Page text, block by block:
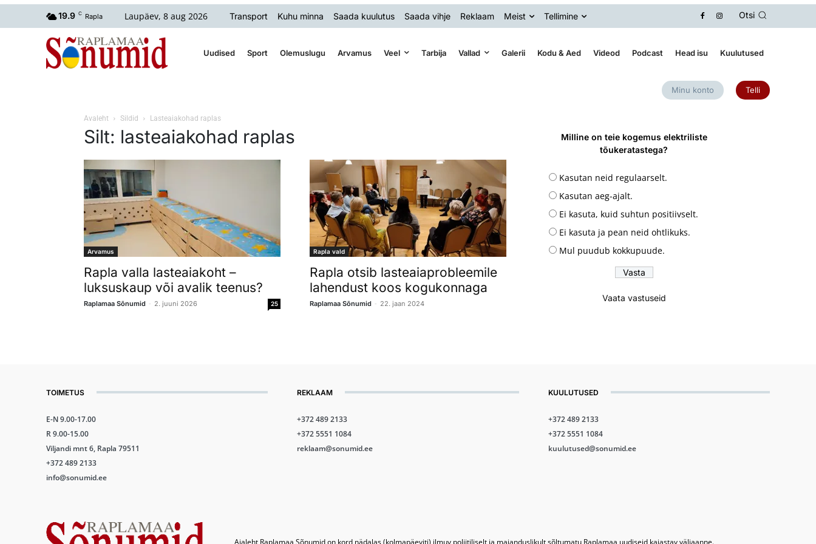
19.9 C Rapla Laupäev, 8 aug 2026 Transport Kuhu minna Saada kuulutus Saada vihje Reklaam Meist Tellimine Otsi
Uudised Sport Olemuslugu Arvamus Veel Tarbija Vallad Galerii Kodu & Aed Videod Podcast Head isu Kuulutused
Minu konto Telli
Avaleht Sildid Lasteaiakohad raplas
Silt: lasteaiakohad raplas
Arvamus
Rapla valla lasteaiakoht –
luksuskaup või avalik teenus?
Raplamaa Sõnumid - 2. juuni 2026 25
Rapla vald
Rapla otsib lasteaiaprobleemile
lahendust koos kogukonnaga
Raplamaa Sõnumid - 22. jaan 2024
Milline on teie kogemus elektriliste
tõukeratastega?
Kasutan neid regulaarselt.
Kasutan aeg-ajalt.
Ei kasuta, kuid suhtun positiivselt.
Ei kasuta ja pean neid ohtlikuks.
Mul puudub kokkupuude.
Vaata vastuseid
TOIMETUS
E-N 9.00-17.00
R 9.00-15.00
Viljandi mnt 6, Rapla 79511
+372 489 2133
info@sonumid.ee
REKLAAM
+372 489 2133
+372 5551 1084
reklaam@sonumid.ee
KUULUTUSED
+372 489 2133
+372 5551 1084
kuulutused@sonumid.ee
Ajaleht Raplamaa Sõnumid on kord nädalas (kolmapäeviti) ilmuv poliitiliselt ja majanduslikult sõltumatu Raplamaa uudiseid kajastav väljaanne.